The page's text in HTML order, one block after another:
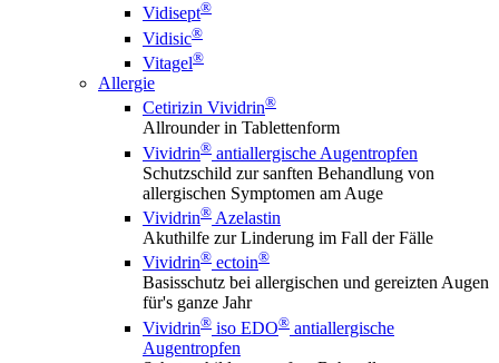
Vidisept®
Vidisic®
Vitagel®
Allergie
Cetirizin Vividrin®
Allrounder in Tablettenform
Vividrin® antiallergische Augentropfen
Schutzschild zur sanften Behandlung von
allergischen Symptomen am Auge
Vividrin® Azelastin
Akuthilfe zur Linderung im Fall der Fälle
Vividrin® ectoin®
Basisschutz bei allergischen und gereizten Augen
für's ganze Jahr
Vividrin® iso EDO® antiallergische
Augentropfen